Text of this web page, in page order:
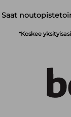
Saat
*Koskee